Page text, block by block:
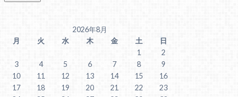
2026年8月
月
火 水 木 金 土
日
1
2
3
4 5 6 7 8
9
10
11 12 13 14 15
16
17
18 19 20 21 22
23